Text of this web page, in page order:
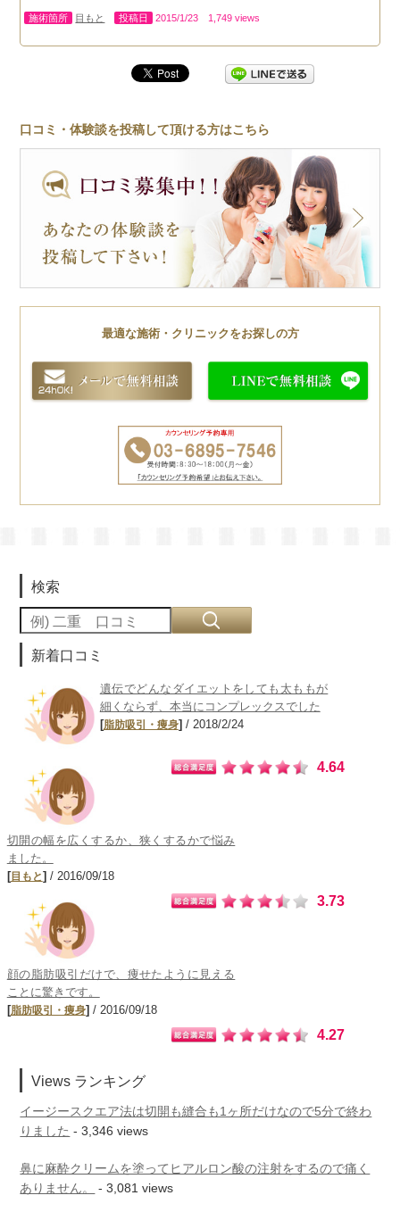
施術箇所 目もと 投稿日 2015/1/23 1,749 views
口コミ・体験談を投稿して頂ける方はこちら
最適な施術・クリニックをお探しの方
検索
新着口コミ
遺伝でどんなダイエットをしても太ももが
細くならず、本当にコンプレックスでした
[脂肪吸引・痩身] / 2018/2/24
4.64
切開の幅を広くするか、狭くするかで悩み
ました。
[目もと] / 2016/09/18
3.73
顔の脂肪吸引だけで、痩せたように見える
ことに驚きです。
[脂肪吸引・痩身] / 2016/09/18
4.27
Views ランキング
イージースクエア法は切開も縫合も1ヶ所だけなので5分で終わ
りました - 3,346 views
鼻に麻酔クリームを塗ってヒアルロン酸の注射をするので痛く
ありません。
- 3,081 views